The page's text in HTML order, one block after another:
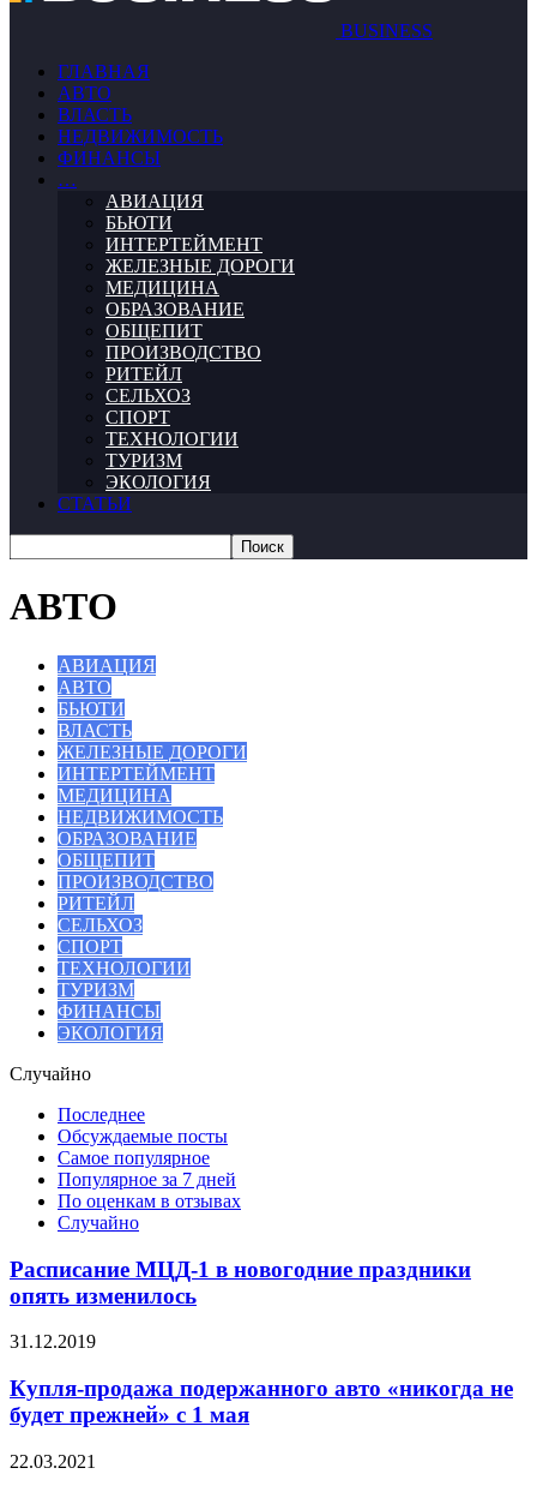
BUSINESS
ГЛАВНАЯ
АВТО
ВЛАСТЬ
НЕДВИЖИМОСТЬ
ФИНАНСЫ
…
АВИАЦИЯ
БЬЮТИ
ИНТЕРТЕЙМЕНТ
ЖЕЛЕЗНЫЕ ДОРОГИ
МЕДИЦИНА
ОБРАЗОВАНИЕ
ОБЩЕПИТ
ПРОИЗВОДСТВО
РИТЕЙЛ
СЕЛЬХОЗ
СПОРТ
ТЕХНОЛОГИИ
ТУРИЗМ
ЭКОЛОГИЯ
СТАТЬИ
АВТО
АВИАЦИЯ
АВТО
БЬЮТИ
ВЛАСТЬ
ЖЕЛЕЗНЫЕ ДОРОГИ
ИНТЕРТЕЙМЕНТ
МЕДИЦИНА
НЕДВИЖИМОСТЬ
ОБРАЗОВАНИЕ
ОБЩЕПИТ
ПРОИЗВОДСТВО
РИТЕЙЛ
СЕЛЬХОЗ
СПОРТ
ТЕХНОЛОГИИ
ТУРИЗМ
ФИНАНСЫ
ЭКОЛОГИЯ
Случайно
Последнее
Обсуждаемые посты
Самое популярное
Популярное за 7 дней
По оценкам в отзывах
Случайно
Расписание МЦД-1 в новогодние праздники
опять изменилось
31.12.2019
Купля-продажа подержанного авто «никогда не
будет прежней» с 1 мая
22.03.2021